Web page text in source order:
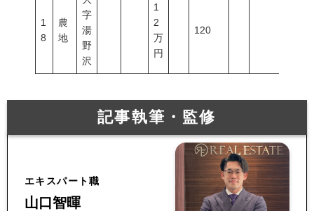
1
8
農
地
字
湯
野
沢
1
2
万
円
120
記事執筆・監修
エキスパート職
山口智暉